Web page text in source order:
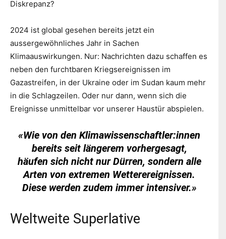
Diskrepanz?
2024 ist global gesehen bereits jetzt ein
aussergewöhnliches Jahr in Sachen
Klimaauswirkungen. Nur: Nachrichten dazu schaffen es
neben den furchtbaren Kriegsereignissen im
Gazastreifen, in der Ukraine oder im Sudan kaum mehr
in die Schlagzeilen. Oder nur dann, wenn sich die
Ereignisse unmittelbar vor unserer Haustür abspielen.
«Wie von den Klimawissenschaftler:innen
bereits seit längerem vorhergesagt,
häufen sich nicht nur Dürren, sondern alle
Arten von extremen Wetterereignissen.
Diese werden zudem immer intensiver.»
Weltweite Superlative